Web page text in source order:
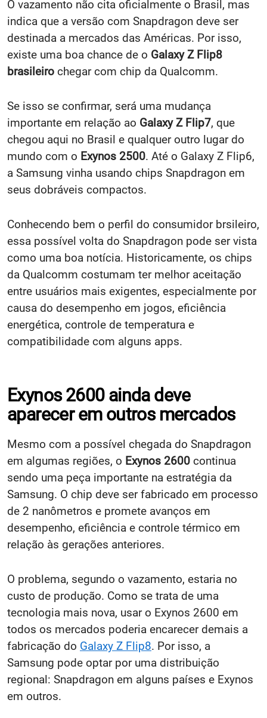
O vazamento não cita oficialmente o Brasil, mas
indica que a versão com Snapdragon deve ser
destinada a mercados das Américas. Por isso,
existe uma boa chance de o Galaxy Z Flip8
brasileiro chegar com chip da Qualcomm.
Se isso se confirmar, será uma mudança
importante em relação ao Galaxy Z Flip7, que
chegou aqui no Brasil e qualquer outro lugar do
mundo com o Exynos 2500. Até o Galaxy Z Flip6,
a Samsung vinha usando chips Snapdragon em
seus dobráveis compactos.
Conhecendo bem o perfil do consumidor brsileiro,
essa possível volta do Snapdragon pode ser vista
como uma boa notícia. Historicamente, os chips
da Qualcomm costumam ter melhor aceitação
entre usuários mais exigentes, especialmente por
causa do desempenho em jogos, eficiência
energética, controle de temperatura e
compatibilidade com alguns apps.
Exynos 2600 ainda deve
aparecer em outros mercados
Mesmo com a possível chegada do Snapdragon
em algumas regiões, o Exynos 2600 continua
sendo uma peça importante na estratégia da
Samsung. O chip deve ser fabricado em processo
de 2 nanômetros e promete avanços em
desempenho, eficiência e controle térmico em
relação às gerações anteriores.
O problema, segundo o vazamento, estaria no
custo de produção. Como se trata de uma
tecnologia mais nova, usar o Exynos 2600 em
todos os mercados poderia encarecer demais a
fabricação do Galaxy Z Flip8. Por isso, a
Samsung pode optar por uma distribuição
regional: Snapdragon em alguns países e Exynos
em outros.